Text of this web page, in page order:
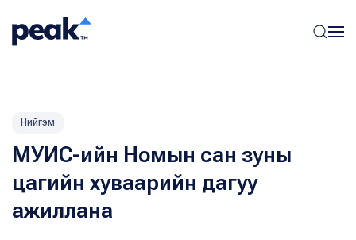
Нийгэм
МУИС-ийн Номын сан зуны
цагийн хуваарийн дагуу
ажиллана